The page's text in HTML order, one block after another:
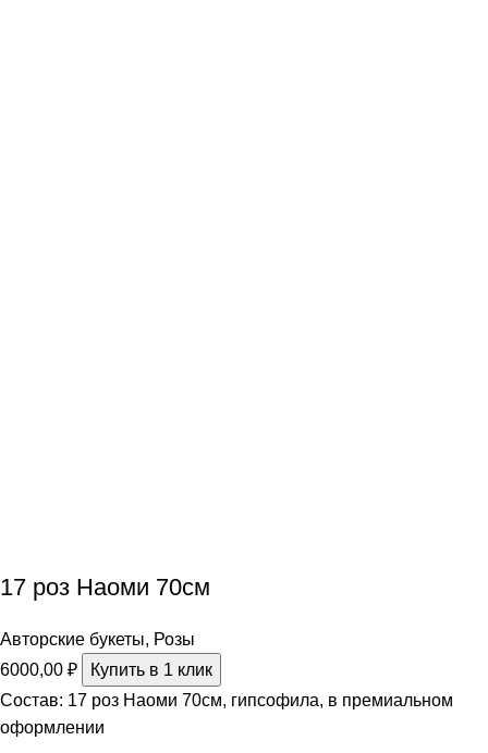
17 роз Наоми 70см
Авторские букеты, Розы
6000,00 ₽
Купить в 1 клик
Состав: 17 роз Наоми 70см, гипсофила, в премиальном
оформлении